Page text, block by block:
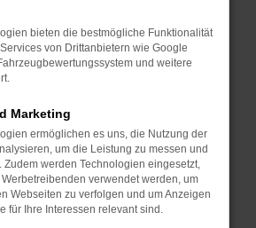
bestimmter Seiten
die Seite in einem
oder in einem privaten
helfen, vorübergehende
DASS DEIN BROWSER UND
AUF DEM NEUESTEN
birgt nicht nur ein
bieten die bestmögliche Funktionalität
von Drittanbietern wie Google
und weitere
Marketing
ermöglichen es uns, die Nutzung der
um die Leistung zu messen und
Zudem werden Technologien eingesetzt,
verwendet werden, um
Webseiten zu verfolgen und um Anzeigen
für Ihre Interessen relevant sind.